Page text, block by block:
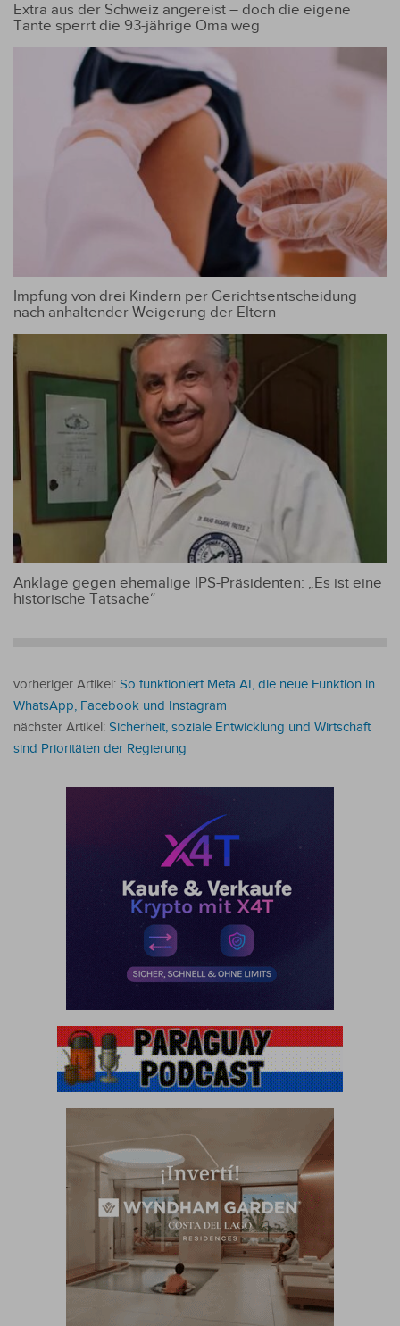
Extra aus der Schweiz angereist – doch die eigene
Tante sperrt die 93-jährige Oma weg
Impfung von drei Kindern per Gerichtsentscheidung
nach anhaltender Weigerung der Eltern
Anklage gegen ehemalige IPS-Präsidenten: „Es ist eine
historische Tatsache“
vorheriger Artikel: So funktioniert Meta AI, die neue Funktion in
WhatsApp, Facebook und Instagram
nächster Artikel: Sicherheit, soziale Entwicklung und Wirtschaft
sind Prioritäten der Regierung